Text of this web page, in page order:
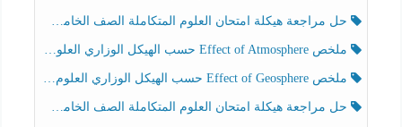
حل مراجعة هيكلة امتحان العلوم المتكاملة الصف الخامس انسبير الفصل الثالث
ملخص Effect of Atmosphere حسب الهيكل الوزاري العلوم المتكاملة الصف الخامس انسبير الفصل الثالث
ملخص Effect of Geosphere حسب الهيكل الوزاري العلوم المتكاملة الصف الخامس انسبير الفصل الثالث
حل مراجعة هيكلة امتحان العلوم المتكاملة الصف الخامس عام الفصل الثالث